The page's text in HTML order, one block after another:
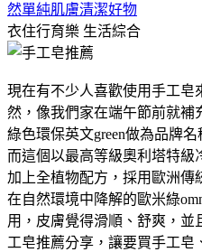
然單純肌膚清潔好物
衣住行育樂 生活綜合
現在有不少人喜歡使用手工皂
然，像我們家在端午節前就補
綠色環保英文green做為品牌名
而這個以最高等級奧利塔特級
加上全植物配方，採用歐洲傳
在自然環境中降解的歐米綠
用，皮膚覺得滑順、舒爽，
工皂推薦分享，讓要買手工皂